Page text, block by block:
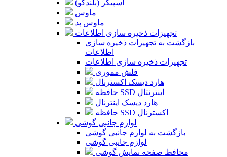
اسپیکر (بلندگو)
ماوس
ماوس پد
تجهیزات ذخیره سازی اطلاعات
بازگشت به تجهیزات ذخیره سازی
اطلاعات
تجهیزات ذخیره سازی اطلاعات
فلش مموری
هارد دیسک اکسترنال
حافظه SSD اینترنتال
هارد دیسک اینترنال
حافظه SSD اکسترنال
لوازم جانبی گوشی
بازگشت به لوازم جانبی گوشی
لوازم جانبی گوشی
محافظ صفحه نمایش گوشی